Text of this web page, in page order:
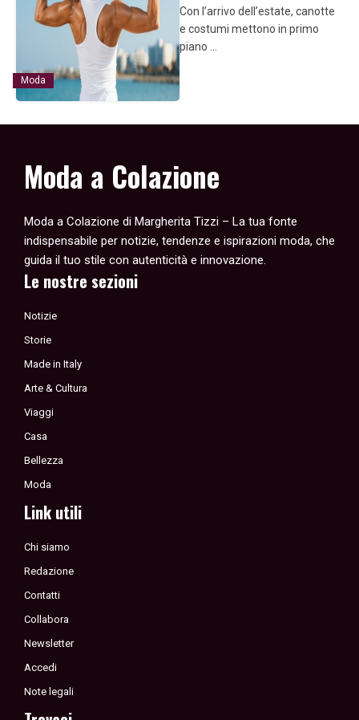
Moda
Con l’arrivo dell’estate, canotte
e costumi mettono in primo
piano …
Moda a Colazione
Moda a Colazione di Margherita Tizzi – La tua fonte
indispensabile per notizie, tendenze e ispirazioni moda, che
guida il tuo stile con autenticità e innovazione.
Le nostre sezioni
Notizie
Storie
Made in Italy
Arte & Cultura
Viaggi
Casa
Bellezza
Moda
Link utili
Chi siamo
Redazione
Contatti
Collabora
Newsletter
Accedi
Note legali